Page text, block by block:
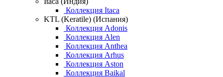
Коллекция Itaca
KTL (Keratile) (Испания)
Коллекция Adonis
Коллекция Alen
Коллекция Anthea
Коллекция Arhus
Коллекция Aston
Коллекция Baikal